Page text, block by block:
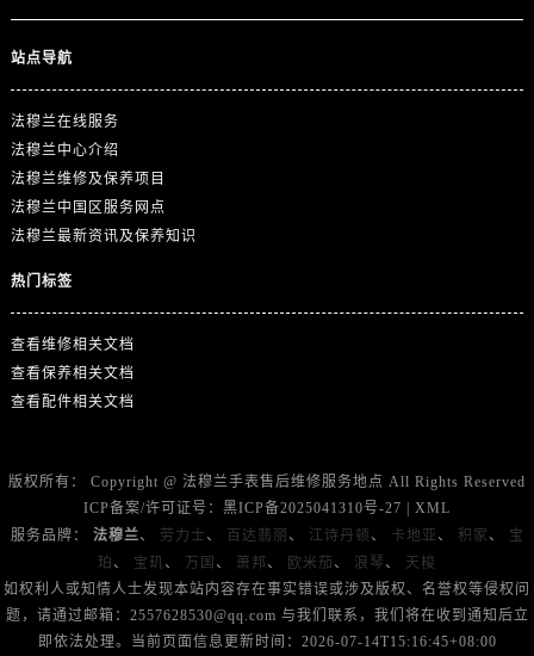
上海市徐汇区虹桥路3号港汇中心2座37层3705室法穆兰售后服务中心（需提前预约）
浙江省湖州市吴兴区劳动路法穆兰售后服务中心（需提前预约）
站点导航
法穆兰在线服务
法穆兰中心介绍
法穆兰维修及保养项目
法穆兰中国区服务网点
法穆兰最新资讯及保养知识
热门标签
查看维修相关文档
查看保养相关文档
查看配件相关文档
版权所有： Copyright @ 法穆兰手表售后维修服务地点 All Rights Reserved
ICP备案/许可证号： 黑ICP备2025041310号-27
XML
服务品牌： 法穆兰、 劳力士 、 百达翡丽 、 江诗丹顿 、 卡地亚 、 积家 、
宝
珀 、 宝玑、 万国 、 萧邦 、 欧米茄 、 浪琴 、 天梭
如权利人或知情人士发现本站内容存在事实错误或涉及版权、名誉权等侵权问
题，请通过邮箱：2557628530@qq.com 与我们联系，我们将在收到通知后立
即依法处理。当前页面信息更新时间：2026-07-14T15:16:45+08:00